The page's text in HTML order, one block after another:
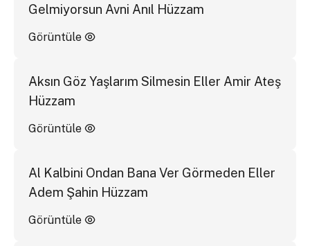
Gelmiyorsun Avni Anıl Hüzzam
Görüntüle
Aksın Göz Yaşlarım Silmesin Eller Amir Ateş
Hüzzam
Görüntüle
Al Kalbini Ondan Bana Ver Görmeden Eller
Adem Şahin Hüzzam
Görüntüle